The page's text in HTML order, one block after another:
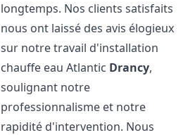
longtemps. Nos clients satisfaits
nous ont laissé des avis élogieux
sur notre travail d'installation
chauffe eau Atlantic Drancy,
soulignant notre
professionnalisme et notre
rapidité d'intervention. Nous